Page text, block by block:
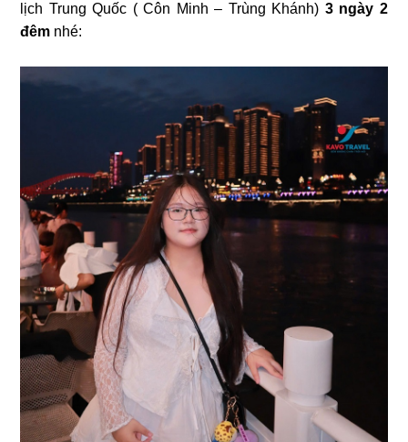
lịch Trung Quốc ( Côn Minh – Trùng Khánh) 3 ngày 2
đêm nhé: